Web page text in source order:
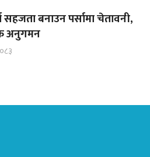
सहजता बनाउन पर्सामा चेतावनी,
अनुगमन